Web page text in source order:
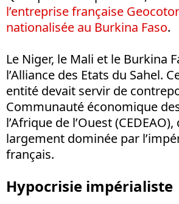
l’entreprise française
nationalisée au Burkina Faso.
Le Niger, le Mali et le Burkina
l’Alliance des Etats du Sahel.
entité devait servir de
Communauté économique
l’Afrique de l’Ouest
largement dominée par
français.
Hypocrisie impérialiste